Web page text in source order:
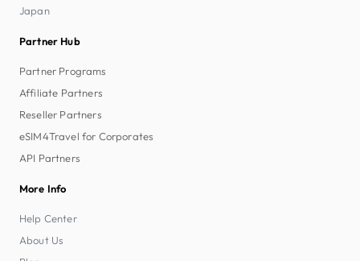
Japan
Partner Hub
Partner Programs
Affiliate Partners
Reseller Partners
eSIM4Travel for Corporates
API Partners
More Info
Help Center
About Us